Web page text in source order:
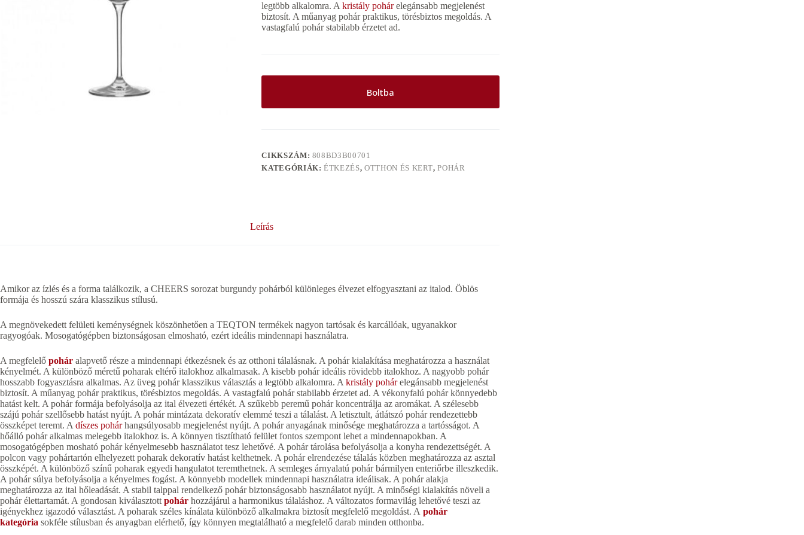
legtöbb alkalomra. A kristály pohárelegánsabb megjelenést
biztosít. A műanyag pohár praktikus, törésbiztos megoldás. A
vastagfalú pohár stabilabb érzetet ad.
Boltba
CIKKSZÁM: 808BD3B00701
KATEGÓRIÁK:ÉTKEZÉS, OTTHON ÉS KERT,POHÁR
Leírás
Amikor az ízlés és a forma találkozik, a CHEERS sorozat burgundy pohárból különleges élvezet elfogyasztani az italod. Öblös
formája és hosszú szára klasszikus stílusú.
A megnövekedett felületi keménységnek köszönhetően a TEQTON termékek nagyon tartósak és karcállóak, ugyanakkor
ragyogóak. Mosogatógépben biztonságosan elmosható, ezért ideális mindennapi használatra.
A megfelelő pohár alapvető része a mindennapi étkezésnek és az otthoni tálalásnak. A pohár kialakítása meghatározza a használat
kényelmét. A különböző méretű poharak eltérő italokhoz alkalmasak. A kisebb pohár ideális rövidebb italokhoz. A nagyobb pohár
hosszabb fogyasztásra alkalmas. Az üveg pohár klasszikus választás a legtöbb alkalomra. A kristály pohárelegánsabb megjelenést
biztosít. A műanyag pohár praktikus, törésbiztos megoldás. A vastagfalú pohár stabilabb érzetet ad. A vékonyfalú pohár könnyedebb
hatást kelt. A pohár formája befolyásolja az ital élvezeti értékét. A szűkebb peremű pohár koncentrálja az aromákat. A szélesebb
szájú pohár szellősebb hatást nyújt. A pohár mintázata dekoratív elemmé teszi a tálalást. A letisztult, átlátszó pohár rendezettebb
összképet teremt. A díszes pohárhangsúlyosabb megjelenést nyújt. A pohár anyagának minősége meghatározza a tartósságot. A
hőálló pohár alkalmas melegebb italokhoz is. A könnyen tisztítható felület fontos szempont lehet a mindennapokban. A
mosogatógépben mosható pohár kényelmesebb használatot tesz lehetővé. A pohár tárolása befolyásolja a konyha rendezettségét. A
polcon vagy pohártartón elhelyezett poharak dekoratív hatást kelthetnek. A pohár elrendezése tálalás közben meghatározza az asztal
összképét. A különböző színű poharak egyedi hangulatot teremthetnek. A semleges árnyalatú pohár bármilyen enteriőrbe illeszkedik.
A pohár súlya befolyásolja a kényelmes fogást. A könnyebb modellek mindennapi használatra ideálisak. A pohár alakja
meghatározza az ital hőleadását. A stabil talppal rendelkező pohár biztonságosabb használatot nyújt. A minőségi kialakítás növeli a
pohár élettartamát. A gondosan kiválasztott pohár hozzájárul a harmonikus tálaláshoz. A változatos formavilág lehetővé teszi az
igényekhez igazodó választást. A poharak széles kínálata különböző alkalmakra biztosít megfelelő megoldást. A pohár
kategória sokféle stílusban és anyagban elérhető, így könnyen megtalálható a megfelelő darab minden otthonba.